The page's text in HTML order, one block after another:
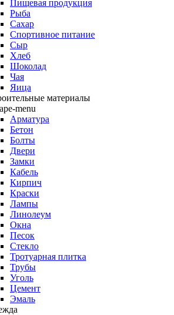
Пищевая продукция
Рыба
Сахар
Спортивное питание
Сыр
Хлеб
Шоколад
Чая
Яица
материалы
Арматура
Бетон
Болты
Двери
Замки
Кабель
Кирпич
Краски
Лампы
Линолеум
Окна
Песок
Стекло
Тротуарная плитка
Трубы
Уголь
Цемент
Эмаль